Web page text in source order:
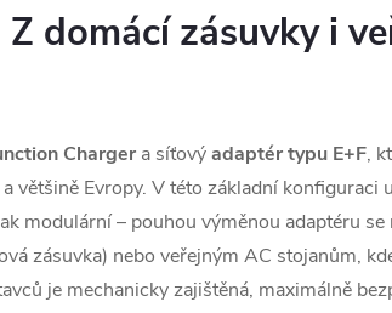
domácí zásuvky i
Charger a síťovýadaptér typu E+F,
většině Evropy. V této základní konfiguraci
modulární – pouhou výměnou adaptéru se
zásuvka) nebo veřejným AC stojanům,
je mechanicky zajištěná, maximálně